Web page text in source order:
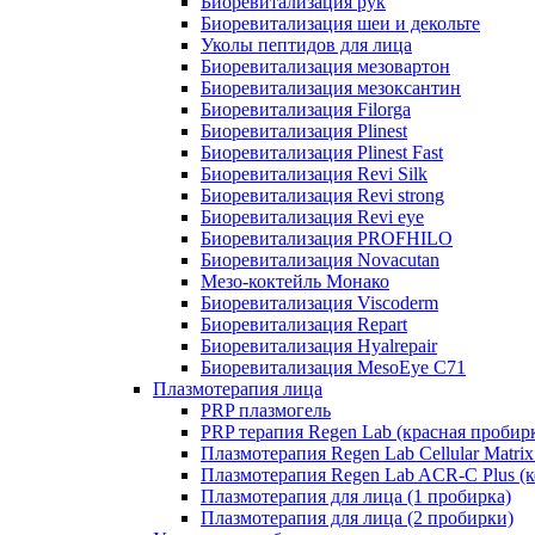
Биоревитализация шеи и декольте
Уколы пептидов для лица
Биоревитализация мезовартон
Биоревитализация мезоксантин
Биоревитализация Filorga
Биоревитализация Plinest
Биоревитализация Plinest Fast
Биоревитализация Revi Silk
Биоревитализация Revi strong
Биоревитализация Revi eye
Биоревитализация PROFHILO
Биоревитализация Novacutan
Мезо-коктейль Монако
Биоревитализация Viscoderm
Биоревитализация Repart
Биоревитализация Hyalrepair
Биоревитализация MesoEye C71
Плазмотерапия лица
PRP плазмогель
PRP терапия Regen Lab (красная
Плазмотерапия Regen Lab Cellular
Плазмотерапия Regen Lab ACR-C Plus
Плазмотерапия для лица (1 пробирка)
Плазмотерапия для лица (2 пробирки)